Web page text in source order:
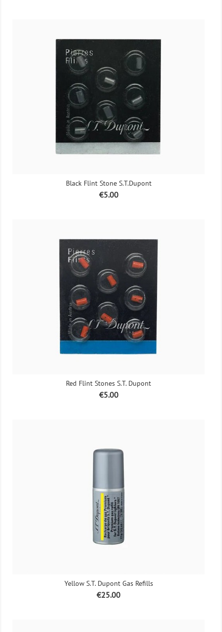
Black Flint Stone S.T.Dupont
Price
€5.00
Red Flint Stones S.T. Dupont
Price
€5.00
Yellow S.T. Dupont Gas Refills
Price
€25.00